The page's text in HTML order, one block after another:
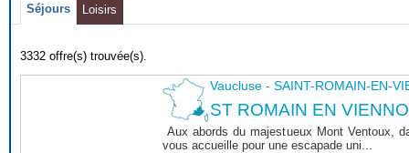
Séjours Loisirs
3332 offre(s) trouvée(s).
Vaucluse - SAINT-ROMAIN-EN-
ST ROMAIN EN
Aux abords du majestueux Mont Ventoux,
vous accueille pour une escapade uni...